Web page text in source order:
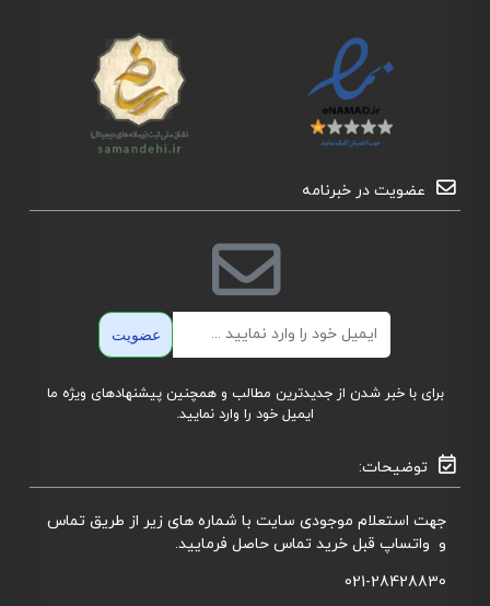
عضویت در خبرنامه
عضویت
برای با خبر شدن از جدیدترین مطالب و همچنین پیشنهادهای ویژه ما
ایمیل خود را وارد نمایید.
توضیحات:
جهت استعلام موجودی سایت با شماره های زیر از طریق تماس
و واتساپ قبل خرید تماس حاصل فرمایید.
021-28428830